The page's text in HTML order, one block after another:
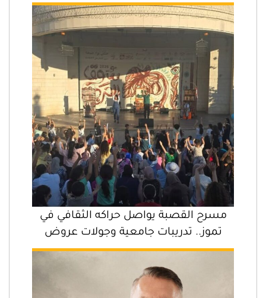
مسرح القصبة يواصل حراكه الثقافي في
تموز.. تدريبات جامعية وجولات عروض